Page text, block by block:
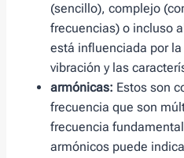
(sencillo), complejo
frecuencias) o incluso
está influenciada por
vibración y las
armónicas: Estos son
frecuencia que son
frecuencia
armónicos puede